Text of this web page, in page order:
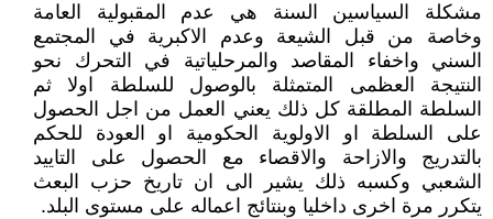
مشكلة السياسين السنة هي عدم المقبولية العامة
وخاصة من قبل الشيعة وعدم الاكبرية في المجتمع
السني واخفاء المقاصد والمرحلياتية في التحرك نحو
النتيجة العظمى المتمثلة بالوصول للسلطة اولا ثم
السلطة المطلقة كل ذلك يعني العمل من اجل الحصول
على السلطة او الاولوية الحكومية او العودة للحكم
بالتدريج والازاحة والاقصاء مع الحصول على التاييد
الشعبي وكسبه ذلك يشير الى ان تاريخ حزب البعث
يتكرر مرة اخرى داخليا وبنتائج اعماله على مستوى البلد.